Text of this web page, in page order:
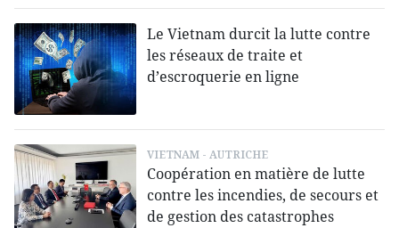
Le Vietnam durcit la lutte contre
les réseaux de traite et
d’escroquerie en ligne
VIETNAM - AUTRICHE
Coopération en matière de lutte
contre les incendies, de secours et
de gestion des catastrophes